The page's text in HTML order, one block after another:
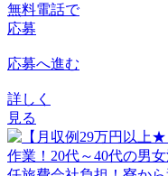
無料電話で
応募
応募へ進む
詳しく
見る